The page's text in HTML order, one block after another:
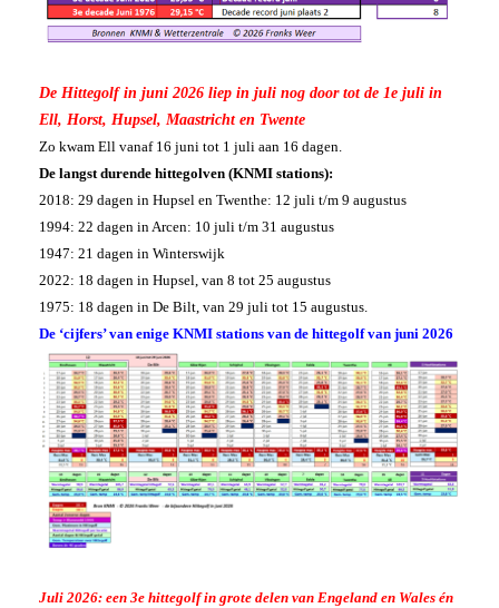
De Hittegolf in juni 2026 liep in juli nog door tot de 1e juli in
Ell, Horst, Hupsel, Maastricht en Twente
Zo kwam Ell vanaf 16 juni tot 1 juli aan 16 dagen.
De langst durende hittegolven (KNMI stations):
2018: 29 dagen in Hupsel en Twenthe: 12 juli t/m 9 augustus
1994: 22 dagen in Arcen: 10 juli t/m 31 augustus
1947: 21 dagen in Winterswijk
2022: 18 dagen in Hupsel, van 8 tot 25 augustus
1975: 18 dagen in De Bilt, van 29 juli tot 15 augustus.
De ‘cijfers’ van enige KNMI stations van de hittegolf van juni 2026
Juli 2026: een 3e hittegolf in grote delen van Engeland en Wales én